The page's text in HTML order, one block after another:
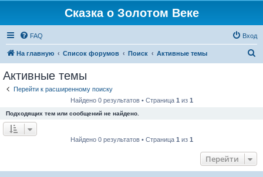
Сказка о Золотом Веке
FAQ Вход
На главную Список форумов Поиск Активные темы
Активные темы
Перейти к расширенному поиску
Найдено 0 результатов • Страница 1 из 1
Подходящих тем или сообщений не найдено.
Найдено 0 результатов • Страница 1 из 1
Перейти